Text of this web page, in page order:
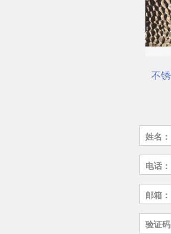
不
姓名：
电话：
邮箱：
验证码